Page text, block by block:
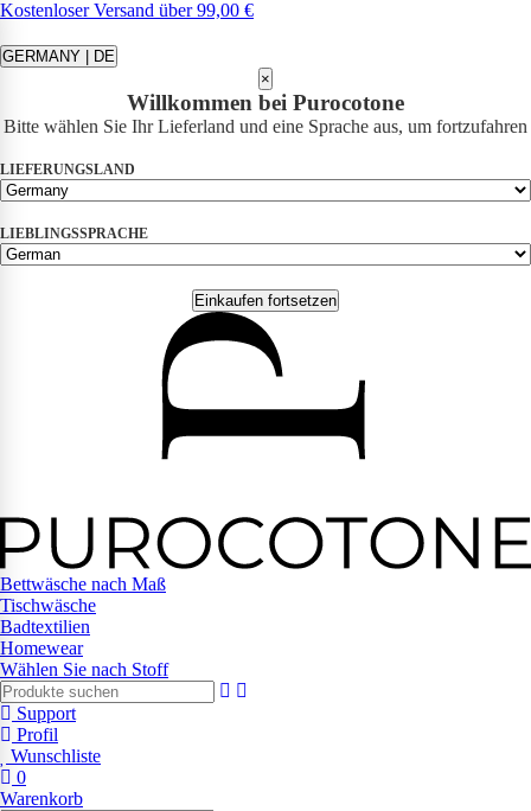
Kostenloser Versand über 99,00 €
GERMANY | DE
×
Willkommen bei Purocotone
Bitte wählen Sie Ihr Lieferland und eine Sprache aus, um fortzufahren
LIEFERUNGSLAND
LIEBLINGSSPRACHE
Einkaufen fortsetzen
Bettwäsche nach Maß
Tischwäsche
Badtextilien
Homewear
Wählen Sie nach Stoff
Support
Profil
Wunschliste
0
Warenkorb